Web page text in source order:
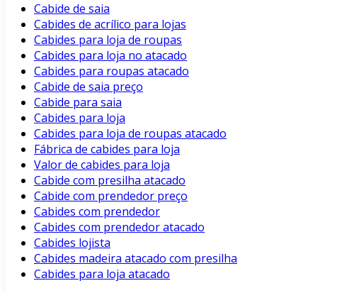
Cabide de saia
Cabides de acrílico para lojas
Cabides para loja de roupas
Cabides para loja no atacado
Cabides para roupas atacado
Cabide de saia preço
Cabide para saia
Cabides para loja
Cabides para loja de roupas atacado
Fábrica de cabides para loja
Valor de cabides para loja
Cabide com presilha atacado
Cabide com prendedor preço
Cabides com prendedor
Cabides com prendedor atacado
Cabides lojista
Cabides madeira atacado com presilha
Cabides para loja atacado